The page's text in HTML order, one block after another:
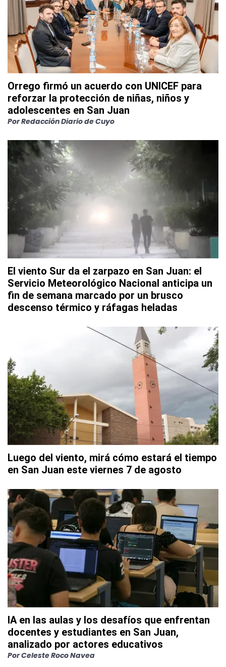
Orrego firmó un acuerdo con UNICEF para
reforzar la protección de niñas, niños y
adolescentes en San Juan
PorRedacción Diario de Cuyo
El viento Sur da el zarpazo en San Juan: el
Servicio Meteorológico Nacional anticipa un
fin de semana marcado por un brusco
descenso térmico y ráfagas heladas
Luego del viento, mirá cómo estará el tiempo
en San Juan este viernes 7 de agosto
IA en las aulas y los desafíos que enfrentan
docentes y estudiantes en San Juan,
analizado por actores educativos
PorCeleste Roco Navea